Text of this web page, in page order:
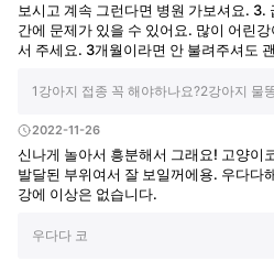
보시고 계속 그런다면 병원 가보셔요. 3.
간에 문제가 있을 수 있어요. 많이 어린
서 주세요. 3개월이라면 안 불려주셔도
1강아지 접종 꼭 해야하나요?2강아지 물
2022-11-26
신나게 놀아서 흥분해서 그래요! 고양이
발달된 부위여서 잘 보일꺼에용. 우다다
강에 이상은 없습니다.
우다다 코